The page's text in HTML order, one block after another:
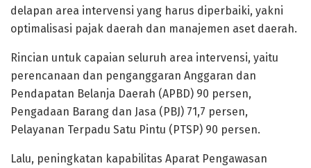
delapan area intervensi yang harus diperbaiki, yakni
optimalisasi pajak daerah dan manajemen aset daerah.
Rincian untuk capaian seluruh area intervensi, yaitu
perencanaan dan penganggaran Anggaran dan
Pendapatan Belanja Daerah (APBD) 90 persen,
Pengadaan Barang dan Jasa (PBJ) 71,7 persen,
Pelayanan Terpadu Satu Pintu (PTSP) 90 persen.
Lalu, peningkatan kapabilitas Aparat Pengawasan